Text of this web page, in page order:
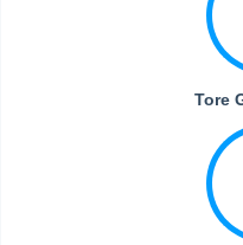
Tore